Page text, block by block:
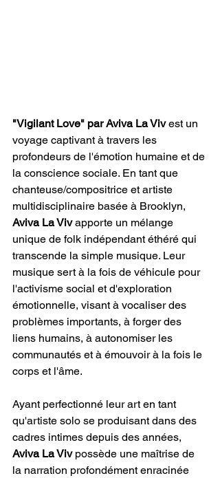
"Vigilant Love" par Aviva La Viv est un
voyage captivant à travers les
profondeurs de l'émotion humaine et de
la conscience sociale. En tant que
chanteuse/compositrice et artiste
multidisciplinaire basée à Brooklyn,
Aviva La Viv apporte un mélange
unique de folk indépendant éthéré qui
transcende la simple musique. Leur
musique sert à la fois de véhicule pour
l'activisme social et d'exploration
émotionnelle, visant à vocaliser des
problèmes importants, à forger des
liens humains, à autonomiser les
communautés et à émouvoir à la fois le
corps et l'âme.
Ayant perfectionné leur art en tant
qu'artiste solo se produisant dans des
cadres intimes depuis des années,
Aviva La Viv possède une maîtrise de
la narration profondément enracinée